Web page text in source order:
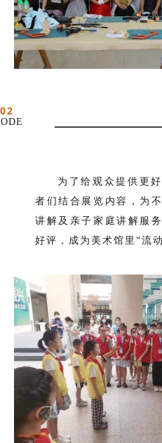
02
为了给观众提供更
者们结合展览内容，为
讲解及亲子家庭讲解服
好评，成为美术馆里“流